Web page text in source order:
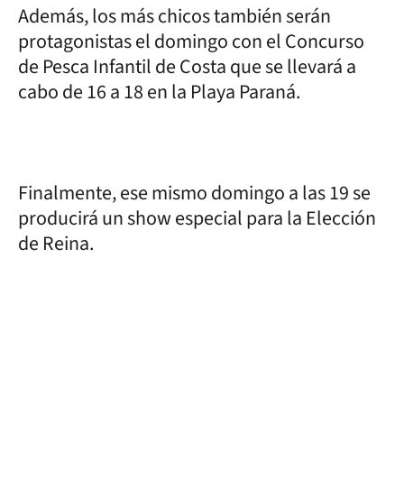
Además, los más chicos también serán
protagonistas el domingo con el Concurso
de Pesca Infantil de Costa que se llevará a
cabo de 16 a 18 en la Playa Paraná.
Finalmente, ese mismo domingo a las 19 se
producirá un show especial para la Elección
de Reina.